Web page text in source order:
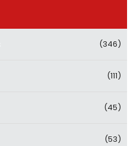
(346)
(111)
(45)
(53)